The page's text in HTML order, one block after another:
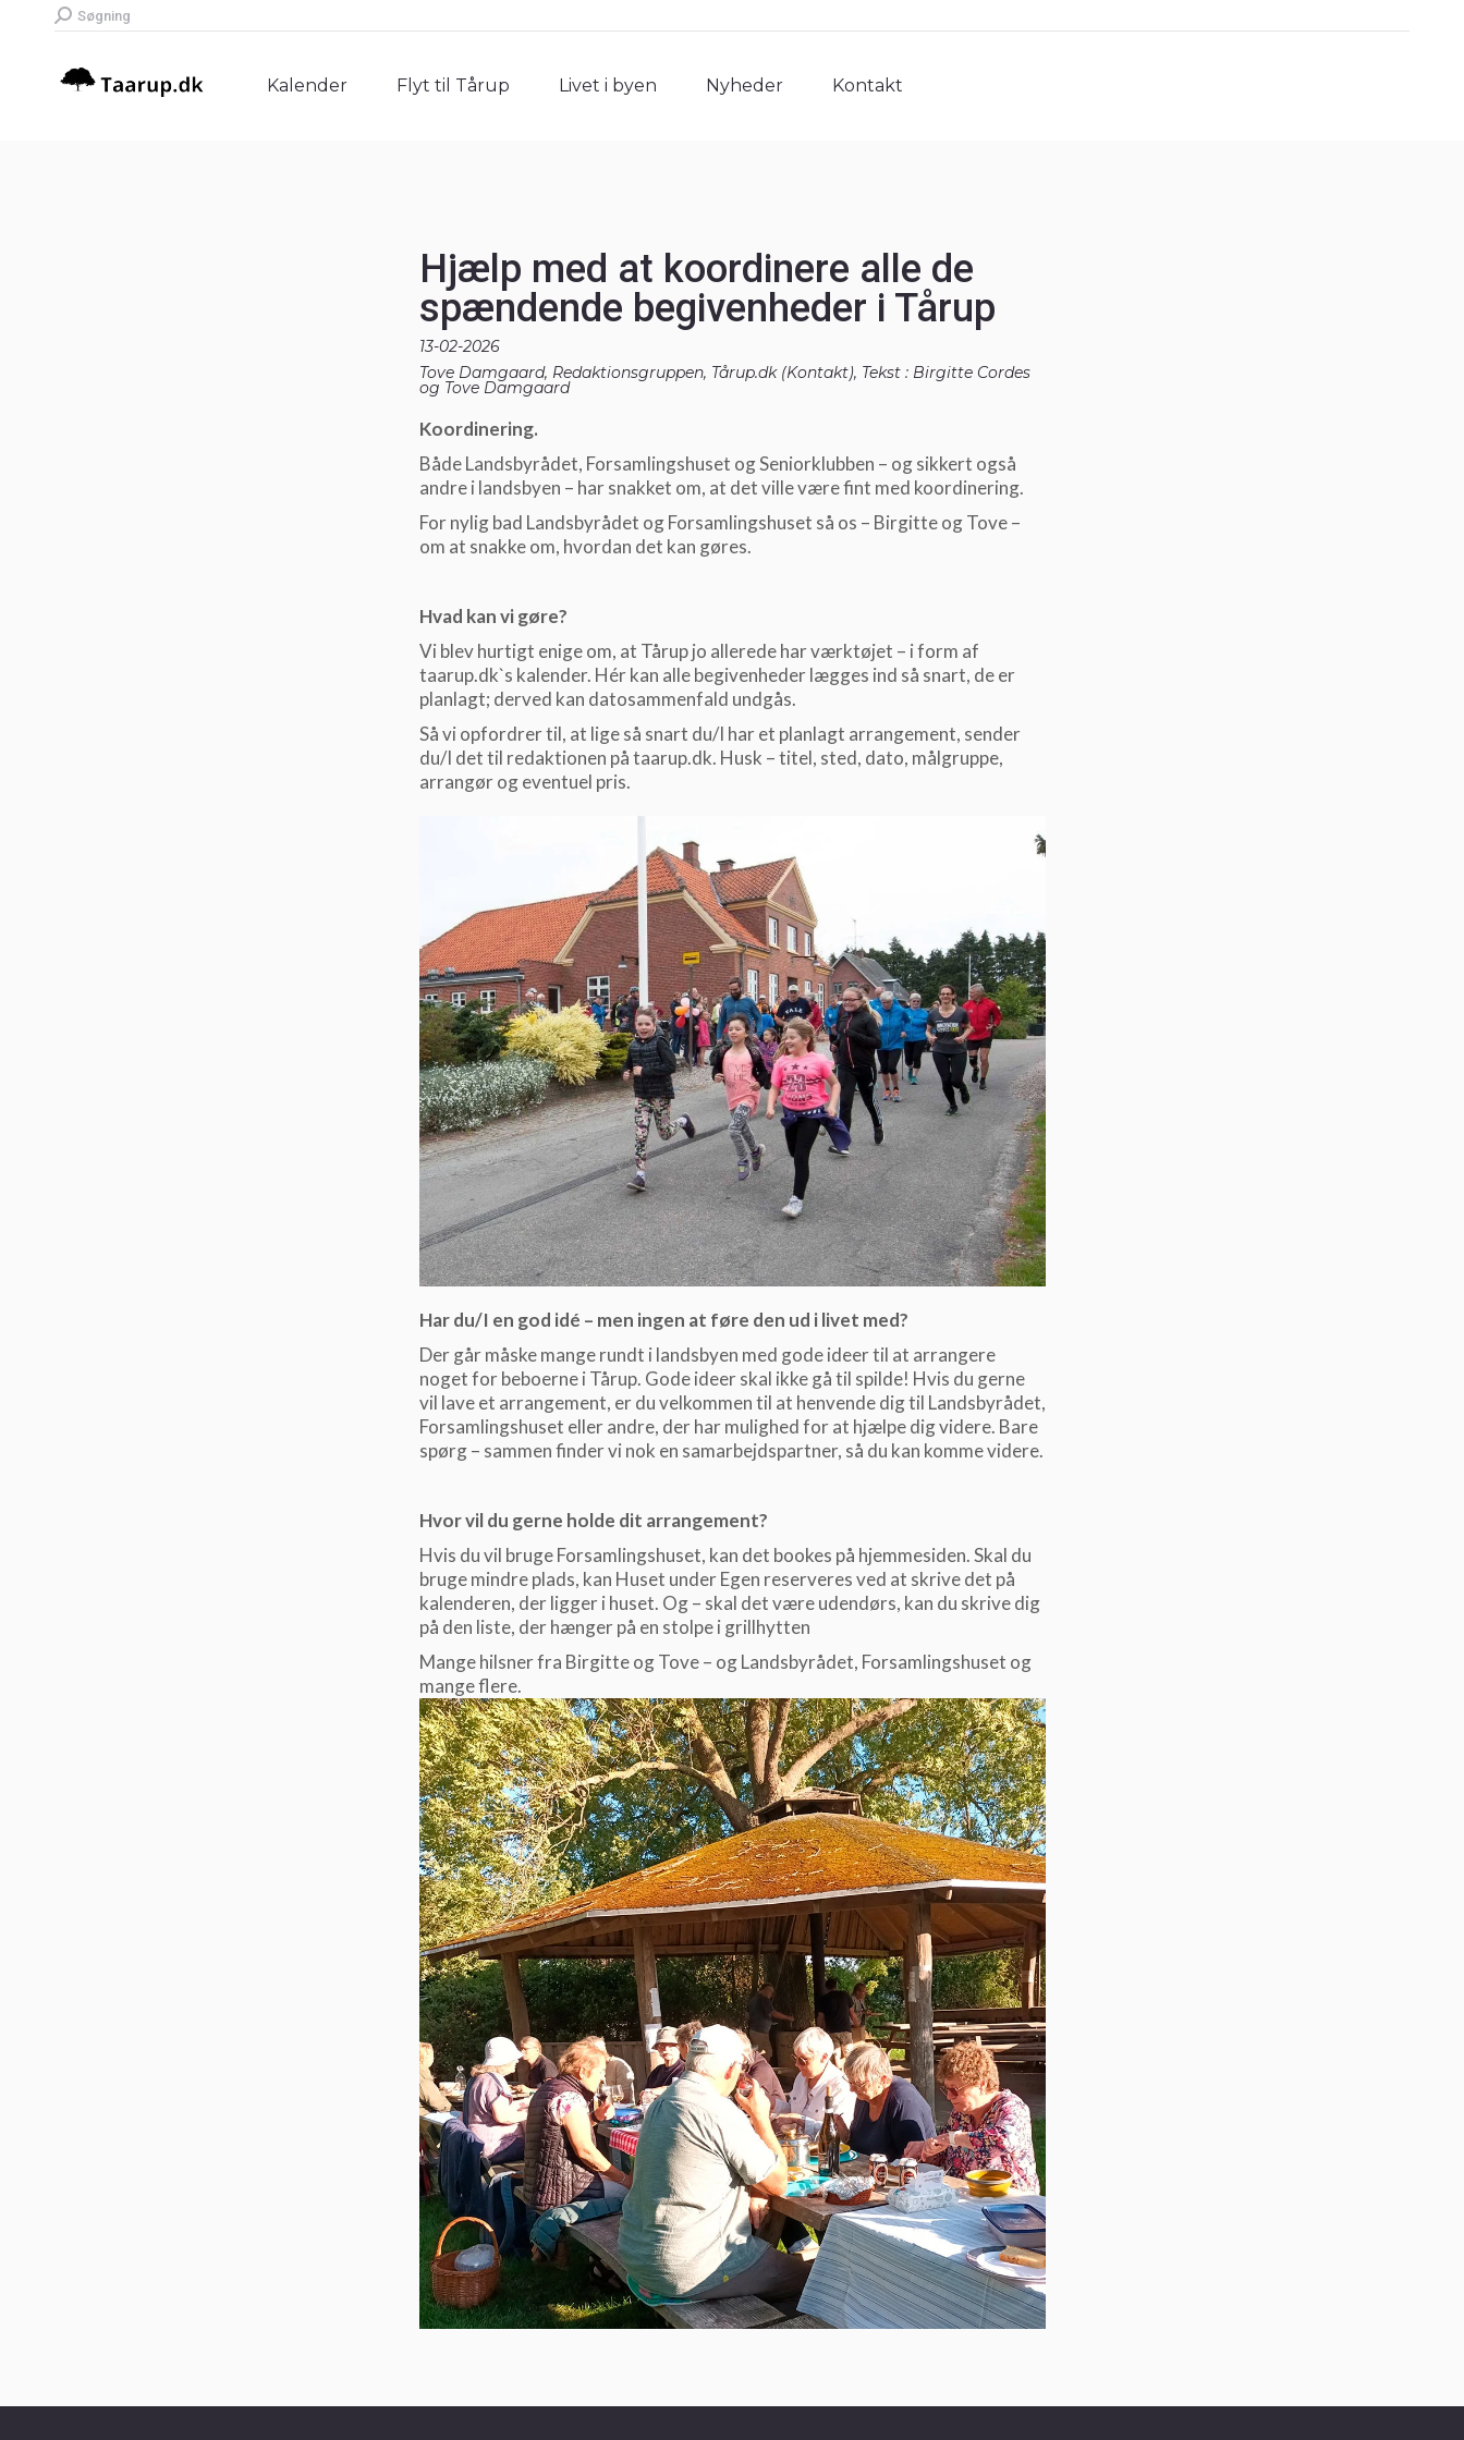
Search:
Søgning
Kalender Flyt til Tårup Livet i byen Nyheder Kontakt
Hjælp med at koordinere alle de
spændende begivenheder i Tårup
13-02-2026
Tove Damgaard, Redaktionsgruppen, Tårup.dk (Kontakt), Tekst : Birgitte Cordes
og Tove Damgaard
Koordinering.
Både Landsbyrådet, Forsamlingshuset og Seniorklubben – og sikkert også
andre i landsbyen – har snakket om, at det ville være fint med koordinering.
For nylig bad Landsbyrådet og Forsamlingshuset så os – Birgitte og Tove –
om at snakke om, hvordan det kan gøres.
Hvad kan vi gøre?
Vi blev hurtigt enige om, at Tårup jo allerede har værktøjet – i form af
taarup.dk`s kalender. Hér kan alle begivenheder lægges ind så snart, de er
planlagt; derved kan datosammenfald undgås.
Så vi opfordrer til, at lige så snart du/I har et planlagt arrangement, sender
du/I det til redaktionen på taarup.dk. Husk – titel, sted, dato, målgruppe,
arrangør og eventuel pris.
Har du/I en god idé – men ingen at føre den ud i livet med?
Der går måske mange rundt i landsbyen med gode ideer til at arrangere
noget for beboerne i Tårup. Gode ideer skal ikke gå til spilde! Hvis du gerne
vil lave et arrangement, er du velkommen til at henvende dig til Landsbyrådet,
Forsamlingshuset eller andre, der har mulighed for at hjælpe dig videre. Bare
spørg – sammen finder vi nok en samarbejdspartner, så du kan komme videre.
Hvor vil du gerne holde dit arrangement?
Hvis du vil bruge Forsamlingshuset, kan det bookes på hjemmesiden. Skal du
bruge mindre plads, kan Huset under Egen reserveres ved at skrive det på
kalenderen, der ligger i huset. Og – skal det være udendørs, kan du skrive dig
på den liste, der hænger på en stolpe i grillhytten
Mange hilsner fra Birgitte og Tove – og Landsbyrådet, Forsamlingshuset og
mange flere.
Kalender Flyt til Tårup Livet i byen Nyheder Kontakt